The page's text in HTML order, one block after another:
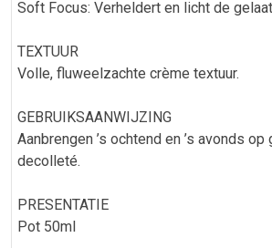
Soft Focus: Verheldert en licht de
TEXTUUR
Volle, fluweelzachte crème textuur.
GEBRUIKSAANWIJZING
Aanbrengen ’s ochtend en ’s avonds op
decolleté.
PRESENTATIE
Pot 50ml